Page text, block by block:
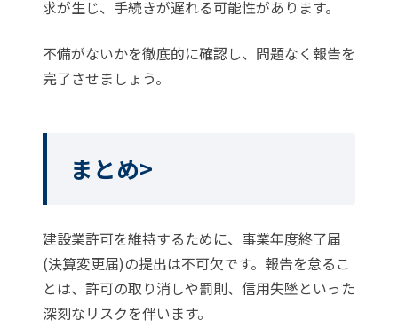
求が生じ、手続きが遅れる可能性があります。
不備がないかを徹底的に確認し、問題なく報告を
完了させましょう。
まとめ>
建設業許可を維持するために、事業年度終了届
(決算変更届)の提出は不可欠です。報告を怠るこ
とは、許可の取り消しや罰則、信用失墜といった
深刻なリスクを伴います。